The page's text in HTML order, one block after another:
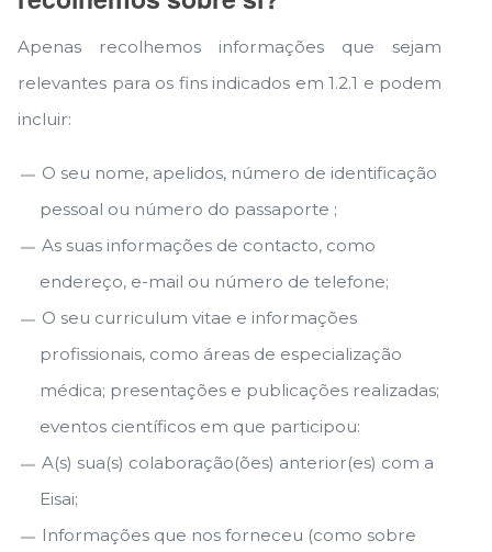
Apenas recolhemos informações que sejam
relevantes para os fins indicados em 1.2.1 e podem
incluir:
O seu nome, apelidos, número de identificação
pessoal ou número do passaporte ;
As suas informações de contacto, como
endereço, e-mail ou número de telefone;
O seu curriculum vitae e informações
profissionais, como áreas de especialização
médica; presentações e publicações realizadas;
eventos científicos em que participou:
A(s) sua(s) colaboração(ões) anterior(es) com a
Eisai;
Informações que nos forneceu (como sobre